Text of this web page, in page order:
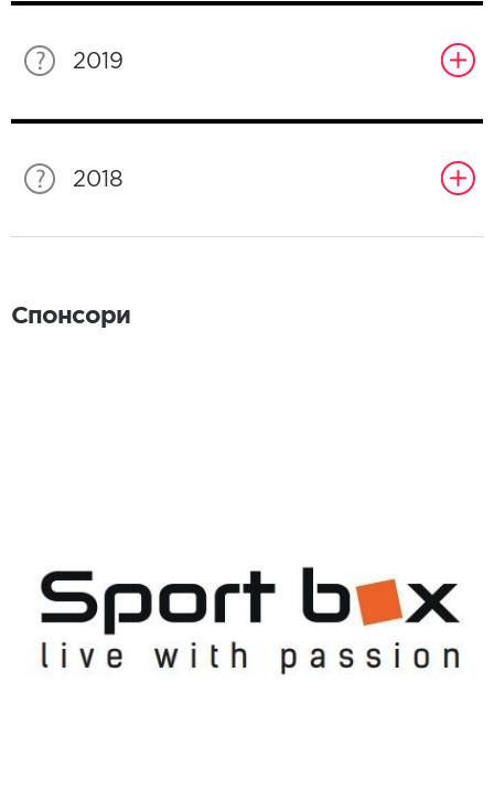
2019
2018
Спонсори